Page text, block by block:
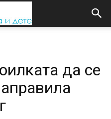
да се